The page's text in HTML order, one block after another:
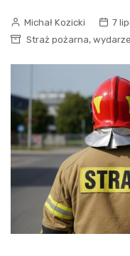
Michał Kozicki
7
Straż pożarna,